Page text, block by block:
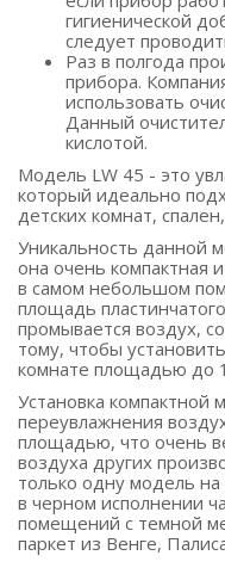
гигиенической
следует
Раз в полгода
прибора.
использовать
Данный
кислотой.
Модель LW 45 - это
который идеально
детских комнат,
Уникальность данной
она очень компактная
в самом небольшом
площадь
промывается воздух,
тому, чтобы
комнате площадью до
Установка компактной
переувлажнения
площадью, что очень
воздуха других
только одну модель
в черном исполнении
помещений с темной
паркет из Венге,